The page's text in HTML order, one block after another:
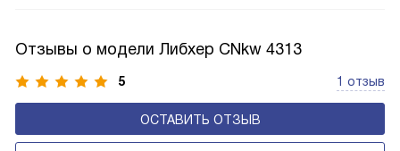
Отзывы о модели Либхер CNkw 4313
5 1 отзыв
ОСТАВИТЬ ОТЗЫВ